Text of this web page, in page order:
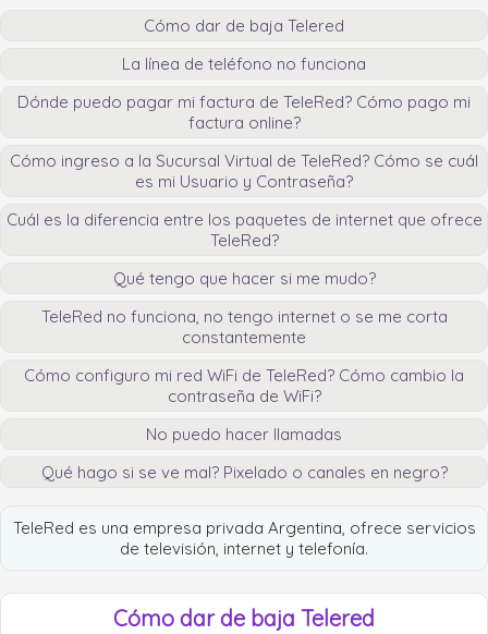
Cómo dar de baja Telered
La línea de teléfono no funciona
Dónde puedo pagar mi factura de TeleRed? Cómo pago mi
factura online?
Cómo ingreso a la Sucursal Virtual de TeleRed? Cómo se cuál
es mi Usuario y Contraseña?
Cuál es la diferencia entre los paquetes de internet que ofrece
TeleRed?
Qué tengo que hacer si me mudo?
TeleRed no funciona, no tengo internet o se me corta
constantemente
Cómo configuro mi red WiFi de TeleRed? Cómo cambio la
contraseña de WiFi?
No puedo hacer llamadas
Qué hago si se ve mal? Pixelado o canales en negro?
TeleRed es una empresa privada Argentina, ofrece servicios
de televisión, internet y telefonía.
Cómo dar de baja Telered